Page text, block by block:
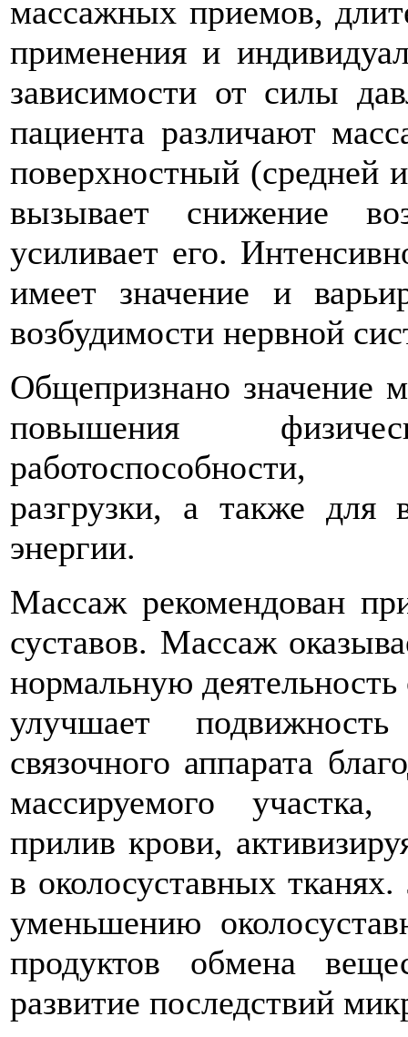
массажных приемов,
применения и
зависимости от силы
пациента различают
поверхностный (средней
вызывает снижение
усиливает его.
имеет значение и
возбудимости нервной
Общепризнано значение
повышения
работоспособности,
разгрузки, а также для
энергии.
Массаж рекомендован
суставов. Массаж
нормальную деятельность
улучшает
связочного аппарата
массируемого
прилив крови,
в околосуставных
уменьшению
продуктов обмена
развитие последствий